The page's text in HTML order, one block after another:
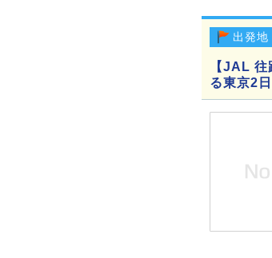
出発地
【JAL
る東京2